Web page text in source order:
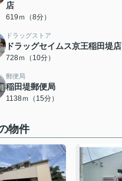
店
619ｍ（8分）
ドラッグストア
ドラッグセイムス京王稲田堤店
728ｍ（10分）
郵便局
稲田堤郵便局
1138ｍ（15分）
物件